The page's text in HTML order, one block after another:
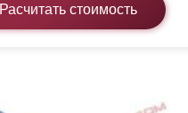
Расчитать стоимость